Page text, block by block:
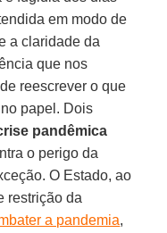
em modo de
a claridade da
que nos
reescrever o que
papel. Dois
pandêmica
o perigo da
O Estado, ao
restrição da
a pandemia,